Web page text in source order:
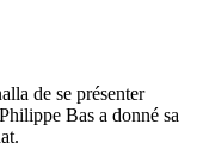
de se présenter
Bas a donné sa